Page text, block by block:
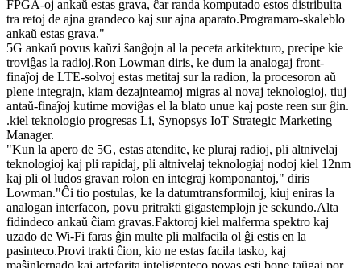
FPGA-oj ankaŭ estas grava, ĉar randa komputado estos distribuita
tra retoj de ajna grandeco kaj sur ajna aparato.Programaro-skaleblo
ankaŭ estas grava."
5G ankaŭ povus kaŭzi ŝanĝojn al la peceta arkitekturo, precipe kie
troviĝas la radioj.Ron Lowman diris, ke dum la analogaj front-
finaĵoj de LTE-solvoj estas metitaj sur la radion, la procesoron aŭ
plene integrajn, kiam dezajnteamoj migras al novaj teknologioj, tiuj
antaŭ-finaĵoj kutime moviĝas el la blato unue kaj poste reen sur ĝin.
.kiel teknologio progresas Li, Synopsys IoT Strategic Marketing
Manager.
"Kun la apero de 5G, estas atendite, ke pluraj radioj, pli altnivelaj
teknologioj kaj pli rapidaj, pli altnivelaj teknologiaj nodoj kiel 12nm
kaj pli ol ludos gravan rolon en integraj komponantoj," diris
Lowman."Ĉi tio postulas, ke la datumtransformiloj, kiuj eniras la
analogan interfacon, povu pritrakti gigastemplojn je sekundo.Alta
fidindeco ankaŭ ĉiam gravas.Faktoroj kiel malferma spektro kaj
uzado de Wi-Fi faras ĝin multe pli malfacila ol ĝi estis en la
pasinteco.Provi trakti ĉion, kio ne estas facila tasko, kaj
maŝinlernado kaj artefarita inteligenteco povas esti bone taŭgaj por